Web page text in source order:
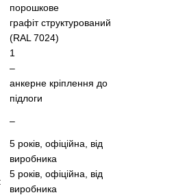
порошкове
графіт структурований
(RAL 7024)
1
–
анкерне кріплення до
підлоги
–
5 років, офіційна, від
виробника
5 років, офіційна, від
виробника